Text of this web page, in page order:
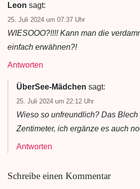
Leon sagt:
25. Juli 2024 um 07:37 Uhr
WIESOOO?!!!! Kann man die
einfach erwähnen?!
Antworten
ÜberSee-Mädchen sagt:
25. Juli 2024 um 22:12 Uhr
Wieso so unfreundlich? Das Blech
Zentimeter, ich ergänze es auch
Antworten
Schreibe einen Kommentar